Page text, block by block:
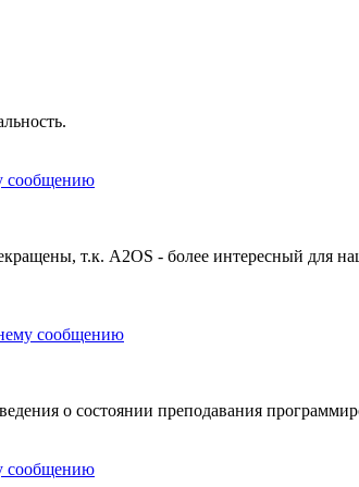
сообщению
т.к. A2OS - более интересный для
сообщению
о состоянии преподавания
сообщению